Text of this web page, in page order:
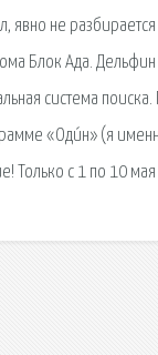
явно не
Блок Ада.
система
«Оди́н» (я
Только с 1 по 10